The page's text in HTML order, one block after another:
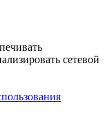
сетевой